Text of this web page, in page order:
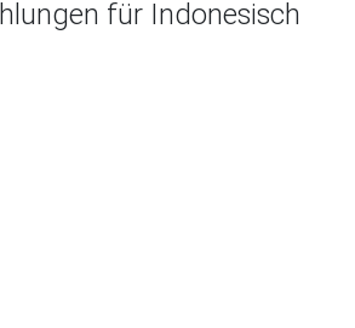
für Indonesisch